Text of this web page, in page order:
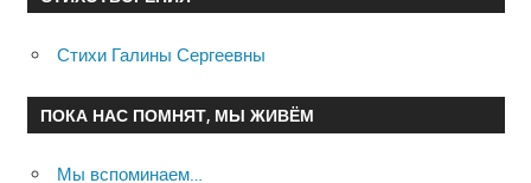
Стихи Галины Сергеевны
ПОКА НАС ПОМНЯТ, МЫ ЖИВЁМ
Мы вспоминаем…